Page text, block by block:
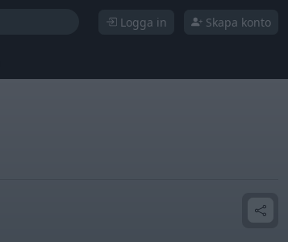
Logga in Skapa konto